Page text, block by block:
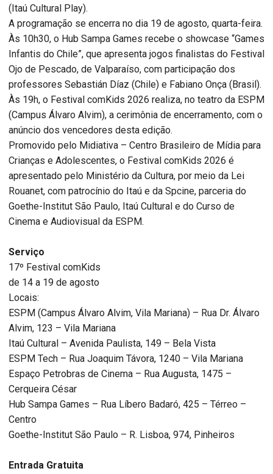
(Itaú Cultural Play).
A programação se encerra no dia 19 de agosto, quarta-feira.
Às 10h30, o Hub Sampa Games recebe o showcase “Games
Infantis do Chile”, que apresenta jogos finalistas do Festival
Ojo de Pescado, de Valparaíso, com participação dos
professores Sebastián Díaz (Chile) e Fabiano Onça (Brasil).
Às 19h, o Festival comKids 2026 realiza, no teatro da ESPM
(Campus Álvaro Alvim), a cerimônia de encerramento, com o
anúncio dos vencedores desta edição.
Promovido pelo Midiativa – Centro Brasileiro de Mídia para
Crianças e Adolescentes, o Festival comKids 2026 é
apresentado pelo Ministério da Cultura, por meio da Lei
Rouanet, com patrocínio do Itaú e da Spcine, parceria do
Goethe-Institut São Paulo, Itaú Cultural e do Curso de
Cinema e Audiovisual da ESPM.
Serviço
17º Festival comKids
de 14 a 19 de agosto
Locais:
ESPM (Campus Álvaro Alvim, Vila Mariana) – Rua Dr. Álvaro
Alvim, 123 – Vila Mariana
Itaú Cultural – Avenida Paulista, 149 – Bela Vista
ESPM Tech – Rua Joaquim Távora, 1240 – Vila Mariana
Espaço Petrobras de Cinema – Rua Augusta, 1475 –
Cerqueira César
Hub Sampa Games – Rua Líbero Badaró, 425 – Térreo –
Centro
Goethe-Institut São Paulo – R. Lisboa, 974, Pinheiros
Entrada Gratuita